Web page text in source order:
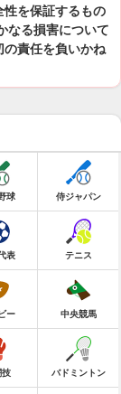
性を保証するもの
なる損害について
の責任を負いかね
球 侍ジャパン
表 テニス
ー 中央競馬
技 バドミントン